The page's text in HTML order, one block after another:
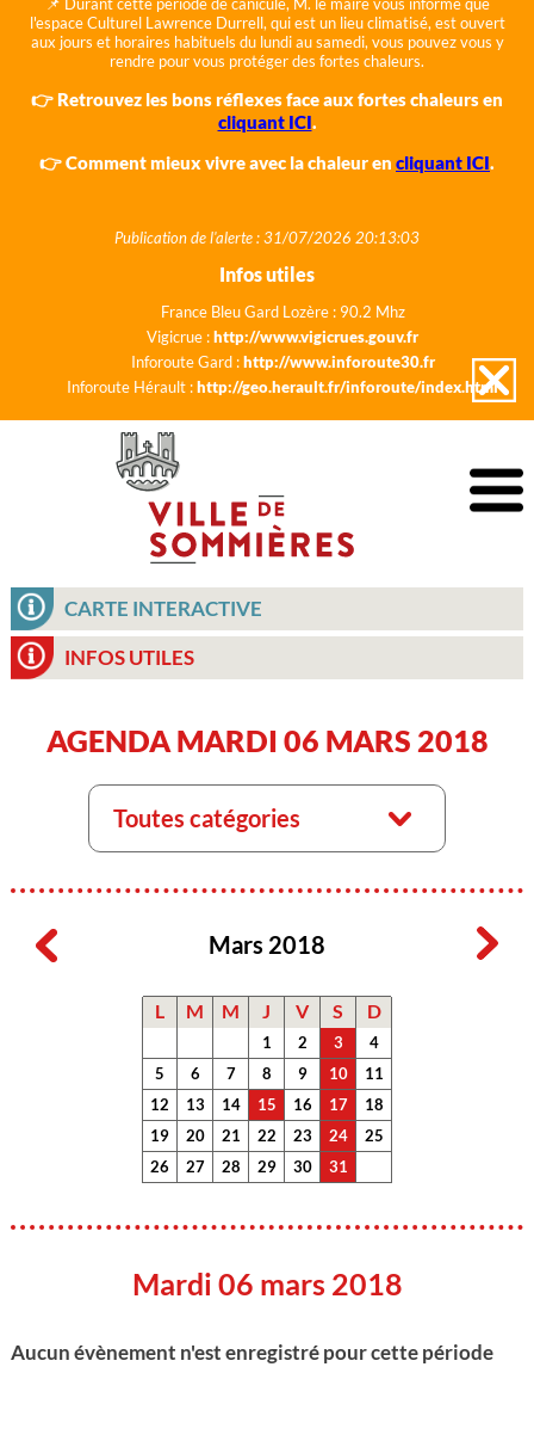
l'espace Culturel Lawrence Durrell, qui est un lieu climatisé, est ouvert
aux jours et horaires habituels du lundi au samedi, vous pouvez vous y
rendre pour vous protéger des fortes chaleurs.
👉 Retrouvez les bons réflexes face aux fortes chaleurs en
cliquant ICI.
👉 Comment mieux vivre avec la chaleur en cliquant ICI.
Publication de l'alerte : 31/07/2026 20:13:03
Infos utiles
France Bleu Gard Lozère : 90.2 Mhz
Vigicrue :http://www.vigicrues.gouv.fr
Inforoute Gard :http://www.inforoute30.fr
Inforoute Hérault :http://geo.herault.fr/inforoute/index.html
CARTE INTERACTIVE
INFOS UTILES
AGENDA MARDI 06 MARS 2018
Toutes catégories
Mars 2018
L M M J V S D
1 2 3
4
5
6 7 8 9 10
11
12
13 14 15 16 17
18
19
20 21 22 23 24
25
26
27 28 29 30 31
Mardi 06 mars 2018
Aucun évènement n'est enregistré pour cette période